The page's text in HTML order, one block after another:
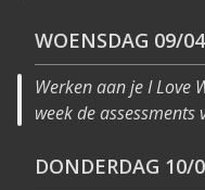
WOENSDAG 09/04
Werken aan je I Love
week de assessments
DONDERDAG 10/